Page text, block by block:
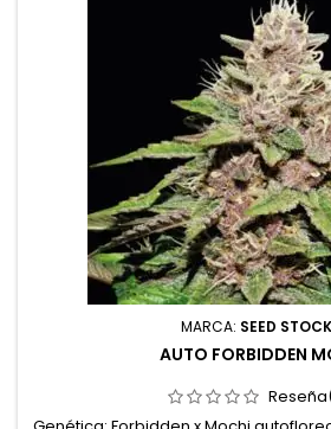
MARCA: SEED
AUTO FORBIDDEN